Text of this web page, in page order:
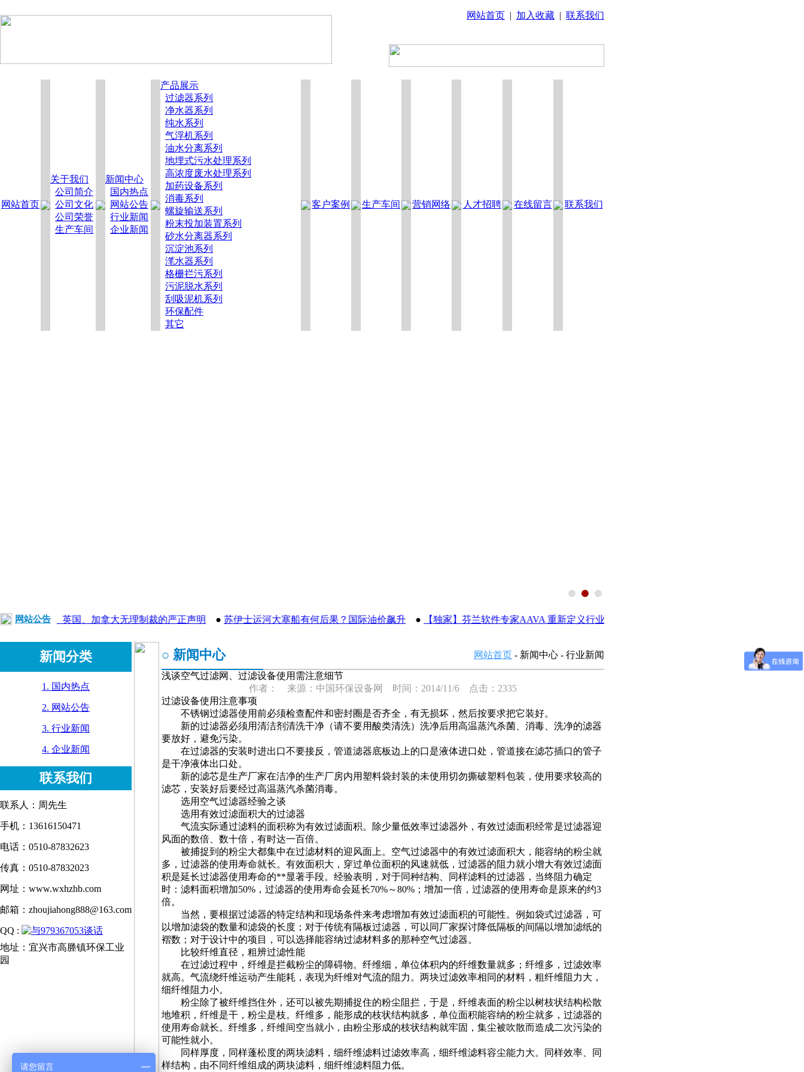
网站首页 | 加入收藏 | 联系我们
网站首页
关于我们
公司简介
公司文化
公司荣誉
生产车间
新闻中心
国内热点
网站公告
行业新闻
企业新闻
产品展示
过滤器系列
净水器系列
纯水系列
气浮机系列
油水分离系列
地埋式污水处理系列
高浓度废水处理系列
加药设备系列
消毒系列
螺旋输送系列
粉末投加装置系列
砂水分离器系列
沉淀池系列
滗水器系列
格栅拦污系列
污泥脱水系列
刮吸泥机系列
环保配件
其它
客户案例 生产车间 营销网络 人才招聘 在线留言 联系我们
网站公告
对美国、英国、加拿大无理制裁的严正声明● 苏伊士运河大塞船有何后果？国际油价飙升● 【独家】芬兰软件专家AAVA 重新定义行业ERP
新闻分类
1. 国内热点
2. 网站公告
3. 行业新闻
4. 企业新闻
联系我们
联系人：周先生
手机：13616150471
电话：0510-87832623
传真：0510-87832023
网址：www.wxhzhb.com
邮箱：zhoujiahong888@163.com
QQ :
地址：宜兴市高塍镇环保工业
园
○ 新闻中心 网站首页 - 新闻中心 - 行业新闻
浅谈空气过滤网、过滤设备使用需注意细节
作者： 来源：中国环保设备网 时间：2014/11/6 点击：2335
过滤设备使用注意事项
不锈钢过滤器使用前必须检查配件和密封圈是否齐全，有无损坏，然后按要求把它装好。
新的过滤器必须用清洁剂清洗干净（请不要用酸类清洗）洗净后用高温蒸汽杀菌、消毒、洗净的滤器
要放好，避免污染。
在过滤器的安装时进出口不要接反，管道滤器底板边上的口是液体进口处，管道接在滤芯插口的管子
是干净液体出口处。
新的滤芯是生产厂家在洁净的生产厂房内用塑料袋封装的未使用切勿撕破塑料包装，使用要求较高的
滤芯，安装好后要经过高温蒸汽杀菌消毒。
选用空气过滤器经验之谈
选用有效过滤面积大的过滤器
气流实际通过滤料的面积称为有效过滤面积。除少量低效率过滤器外，有效过滤面积经常是过滤器迎
风面的数倍、数十倍，有时达一百倍。
被捕捉到的粉尘大都集中在过滤材料的迎风面上。空气过滤器中的有效过滤面积大，能容纳的粉尘就
多，过滤器的使用寿命就长。有效面积大，穿过单位面积的风速就低，过滤器的阻力就小增大有效过滤面
积是延长过滤器使用寿命的**显著手段。经验表明，对于同种结构、同样滤料的过滤器，当终阻力确定
时：滤料面积增加50%，过滤器的使用寿命会延长70%～80%；增加一倍，过滤器的使用寿命是原来的约3
倍。
当然，要根据过滤器的特定结构和现场条件来考虑增加有效过滤面积的可能性。例如袋式过滤器，可
以增加滤袋的数量和滤袋的长度；对于传统有隔板过滤器，可以同厂家探讨降低隔板的间隔以增加滤纸的
褶数；对于设计中的项目，可以选择能容纳过滤材料多的那种空气过滤器。
比较纤维直径，粗辨过滤性能
在过滤过程中，纤维是拦截粉尘的障碍物。纤维细，单位体积内的纤维数量就多；纤维多，过滤效率
就高。气流绕纤维运动产生能耗，表现为纤维对气流的阻力。两块过滤效率相同的材料，粗纤维阻力大，
细纤维阻力小。
粉尘除了被纤维挡住外，还可以被先期捕捉住的粉尘阻拦，于是，纤维表面的粉尘以树枝状结构松散
地堆积，纤维是干，粉尘是枝。纤维多，能形成的枝状结构就多，单位面积能容纳的粉尘就多，过滤器的
使用寿命就长。纤维多，纤维间空当就小，由粉尘形成的枝状结构就牢固，集尘被吹散而造成二次污染的
可能性就小。
同样厚度，同样蓬松度的两块滤料，细纤维滤料过滤效率高，细纤维滤料容尘能力大。同样效率、同
样结构，由不同纤维组成的两块滤料，细纤维滤料阻力低。
请您留言